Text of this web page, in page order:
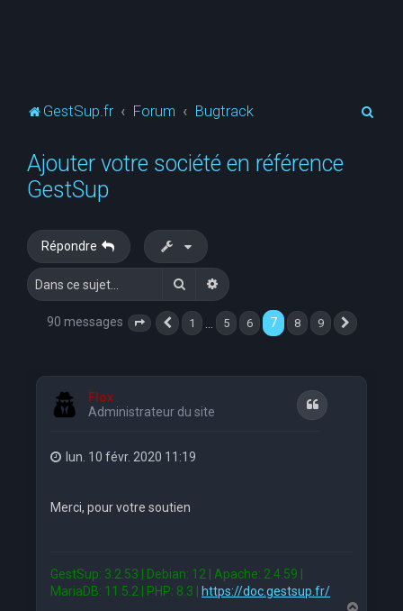
GestSup.fr Forum Bugtrack
Ajouter votre société en référence
GestSup
Répondre
RechercherRecherche avancée
90 messages Page 7sur 9
Précédente
1 5 6 7 8 9
Flox
Administrateur du site
Citation
lun. 10 févr. 2020 11:19
Merci, pour votre soutien
GestSup: 3.2.53 | Debian: 12 | Apache: 2.4.59 |
MariaDB: 11.5.2 | PHP: 8.3 |
https://doc.gestsup.fr/